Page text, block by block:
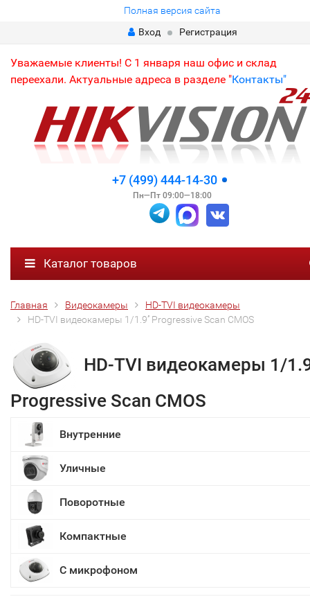
Полная версия сайта
Вход
Регистрация
Уважаемые клиенты! С 1 января наш офис и склад
переехали. Актуальные адреса в разделе "Контакты"
+7 (499) 444-14-30
Пн—Пт 09:00—18:00
Каталог товаров
Главная Видеокамеры
HD-TVI видеокамеры
HD-TVI видеокамеры 1/1.9’’ Progressive Scan CMOS
HD-TVI видеокамеры 1/
Progressive Scan CMOS
Внутренние
Уличные
Поворотные
Компактные
С микрофоном